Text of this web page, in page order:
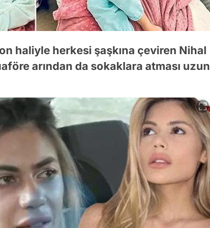
haliyle herkesi şaşkına çeviren Nihal
arından da sokaklara atması uzun